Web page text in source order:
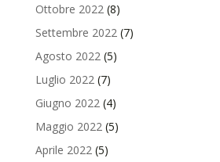
Ottobre 2022 (8)
Settembre 2022 (7)
Agosto 2022 (5)
Luglio 2022 (7)
Giugno 2022 (4)
Maggio 2022 (5)
Aprile 2022 (5)